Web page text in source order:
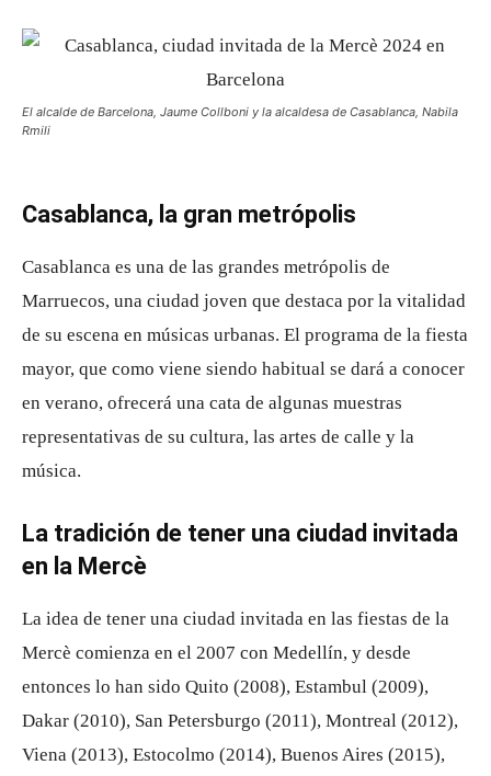
El alcalde de Barcelona, ​​Jaume Collboni y la alcaldesa de Casablanca, Nabila
Rmili
Casablanca, la gran metrópolis
Casablanca es una de las grandes metrópolis de
Marruecos, una ciudad joven que destaca por la vitalidad
de su escena en músicas urbanas. El programa de la fiesta
mayor, que como viene siendo habitual se dará a conocer
en verano, ofrecerá una cata de algunas muestras
representativas de su cultura, las artes de calle y la
música.
La tradición de tener una ciudad invitada
en la Mercè
La idea de tener una ciudad invitada en las fiestas de la
Mercè comienza en el 2007 con Medellín, y desde
entonces lo han sido Quito (2008), Estambul (2009),
Dakar (2010), San Petersburgo (2011), Montreal (2012),
Viena (2013), Estocolmo (2014), Buenos Aires (2015),